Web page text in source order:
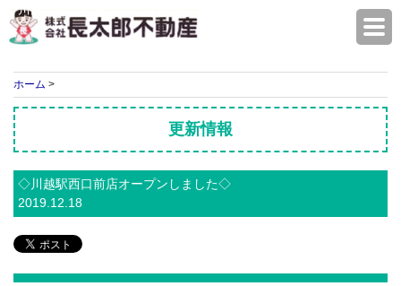
ホーム >
更新情報
◇川越駅西口前店オープンしました◇
2019.12.18
川越駅西口前店開設のお知らせ